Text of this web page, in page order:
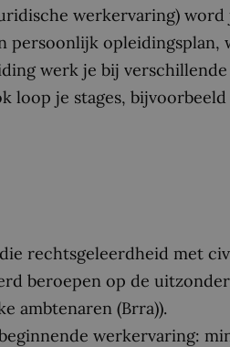
werkervaring)
persoonlijk opleidingsplan,
werk je bij
loop je stages,
rechtsgeleerdheid met
beroepen op de
ambtenaren (Brra)).
werkervaring: